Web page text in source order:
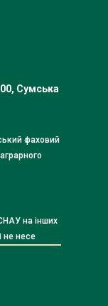
Сумська
фаховий
на інших
не несе